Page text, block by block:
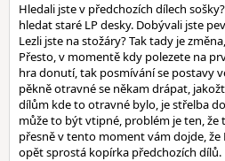
Hledali jste v předchozích dílech
hledat staré LP desky. Dobývali jste
Lezli jste na stožáry? Tak tady je
Přesto, v momentě kdy polezete na
hra donutí, tak posmívání se postavy
pěkně otravné se někam drápat,
dílům kde to otravné bylo, je střelba
může to být vtipné, problém je ten, že
přesně v tento moment vám dojde, že
opět sprostá kopírka předchozích dílů.